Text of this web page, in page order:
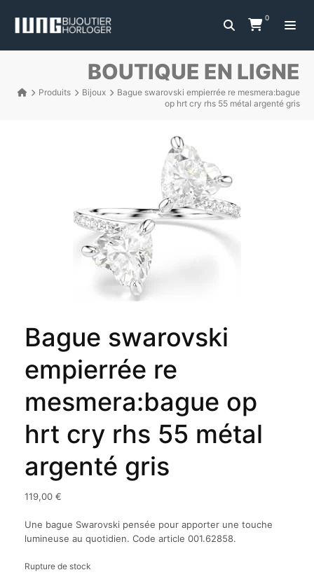
0
BOUTIQUE EN LIGNE
Produits Bijoux
Bague swarovski empierrée re mesmera:bague
op hrt cry rhs 55 métal argenté gris
Bague swarovski
empierrée re
mesmera:bague op
hrt cry rhs 55 métal
argenté gris
119,00 €
Une bague Swarovski pensée pour apporter une touche
lumineuse au quotidien. Code article 001.62858.
Rupture de stock